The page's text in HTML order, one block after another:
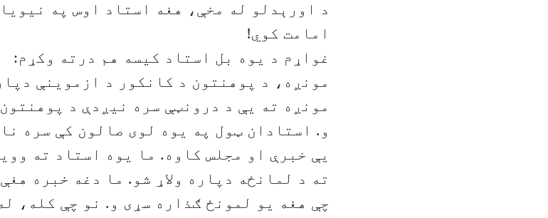
د اورېدلو له مخې، هغه استاد اوس په
امامت کوي!
غواړم د یوه بل استاد کیسه هم درته وکړم:
مونږه، د پوهنتون د کانکور د ازموینې
مونږه ته یې د درونټې سره نیږدې د
و. استادان ټول په یوه لوی صالون کې سره
یې خبرې او مجلس کاوه. ما یوه استاد ته
ته د لمانځه دپاره ولاړ شو. ما دغه خبره
چې هغه یو لمونځ ګذاره سړی و. نو چې کله،